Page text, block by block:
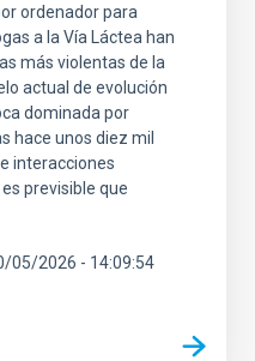
ordenador para
a la Vía Láctea han
más violentas de la
actual de evolución
dominada por
hace unos diez mil
interacciones
previsible que
05/2026 - 14:09:54